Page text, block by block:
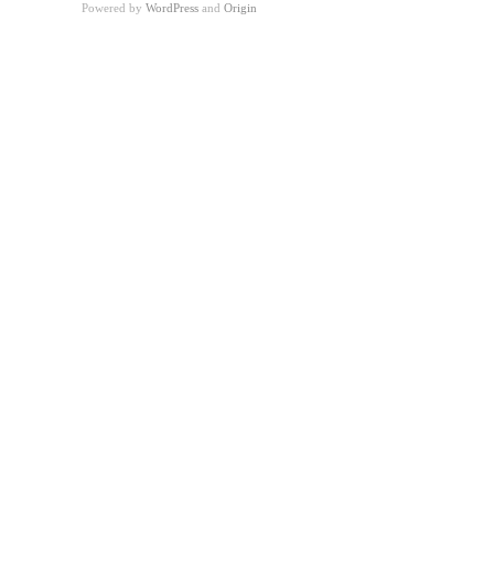
Powered by WordPress and Origin